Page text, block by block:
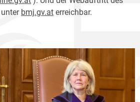
bmj.gv.at erreichbar.